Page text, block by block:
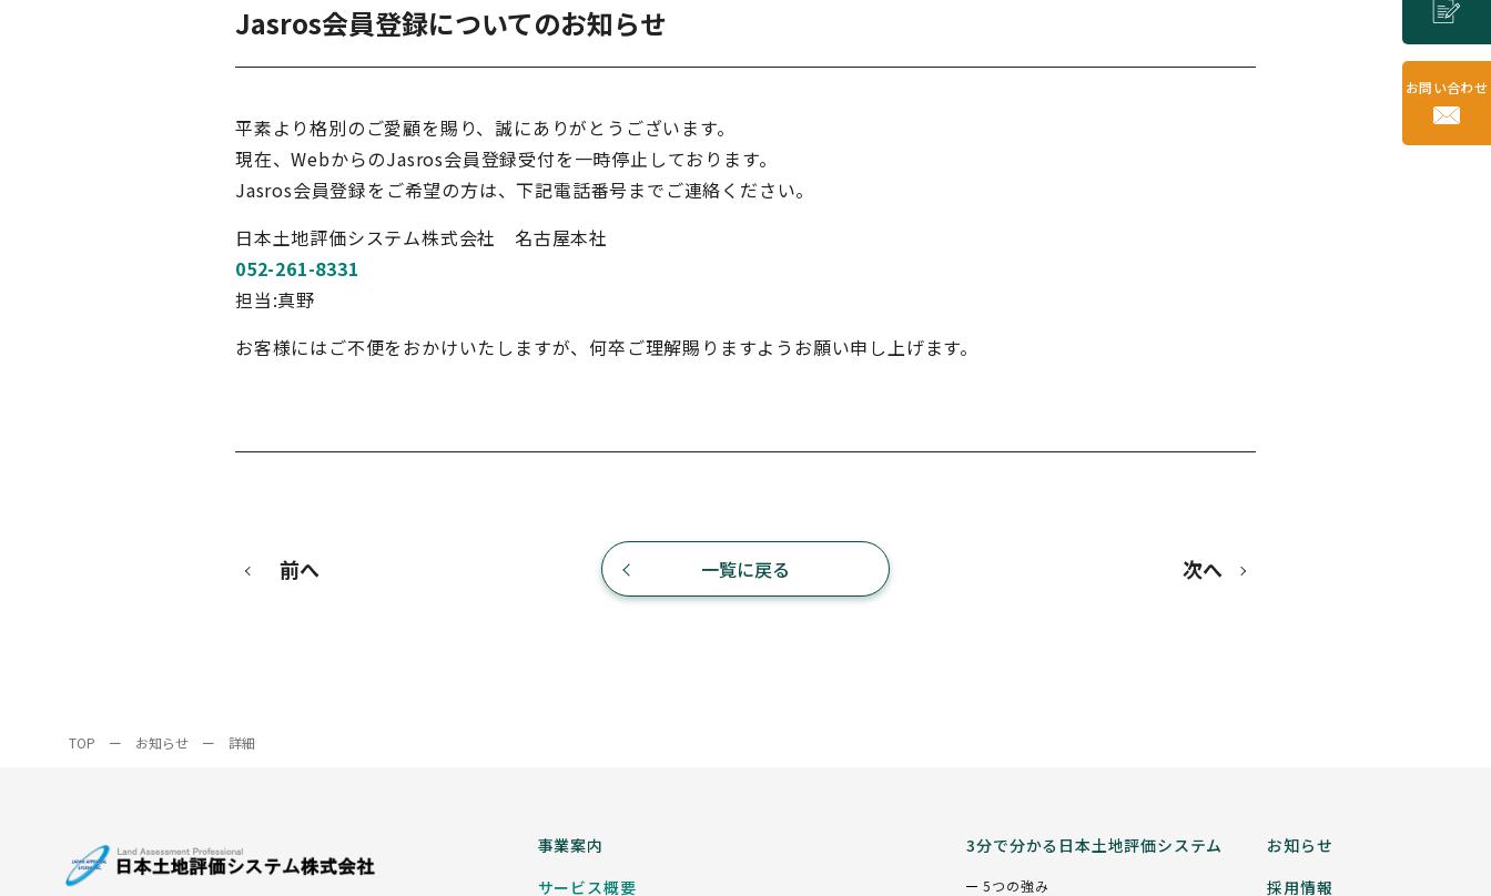
お問い合わせ
Jasros会員登録についてのお知らせ
平素より格別のご愛顧を賜り、誠にありがとうございます。
現在、WebからのJasros会員登録受付を一時停止しております。
Jasros会員登録をご希望の方は、下記電話番号までご連絡ください。
日本土地評価システム株式会社 名古屋本社
052-261-8331
担当:真野
お客様にはご不便をおかけいたしますが、何卒ご理解賜りますようお願い申し上げます。
前へ 一覧に戻る 次へ
TOP ー お知らせ ー 詳細
事業案内
サービス概要
3分で分かる日本土地評価システム
5つの強み
お知らせ
採用情報